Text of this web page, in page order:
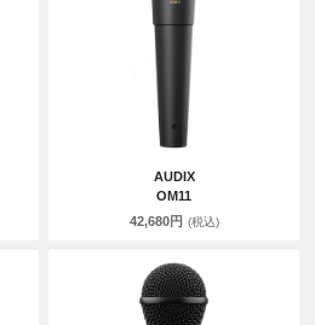
AUDIX
OM11
42,680円 (税込)